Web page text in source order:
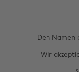
Den Namen
Wir